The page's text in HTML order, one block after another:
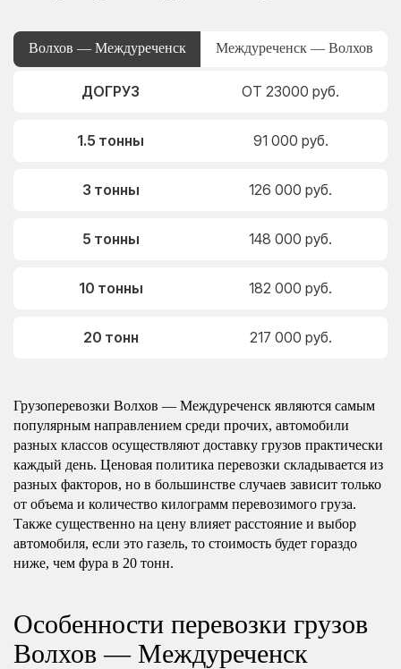
Волхов — Междуреченск Междуреченск — Волхов
ДОГРУЗ ОТ 23000 руб.
1.5 тонны 91 000 руб.
3 тонны 126 000 руб.
5 тонны 148 000 руб.
10 тонны 182 000 руб.
20 тонн 217 000 руб.
Грузоперевозки Волхов — Междуреченск являются самым
популярным направлением среди прочих, автомобили
разных классов осуществляют доставку грузов практически
каждый день. Ценовая политика перевозки складывается из
разных факторов, но в большинстве случаев зависит только
от объема и количество килограмм перевозимого груза.
Также существенно на цену влияет расстояние и выбор
автомобиля, если это газель, то стоимость будет гораздо
ниже, чем фура в 20 тонн.
Особенности перевозки грузов
Волхов — Междуреченск